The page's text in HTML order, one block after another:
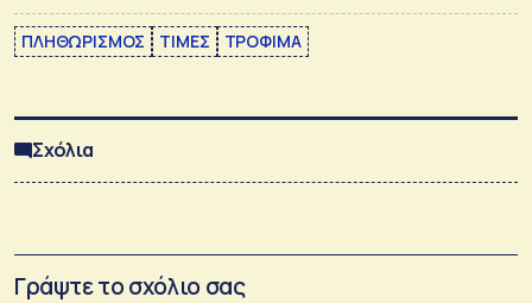
ΠΛΗΘΩΡΙΣΜΟΣ ΤΙΜΕΣ ΤΡΟΦΙΜΑ
Σχόλια
Γράψτε το σχόλιο σας